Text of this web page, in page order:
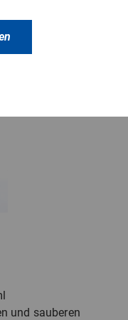
und sauberen